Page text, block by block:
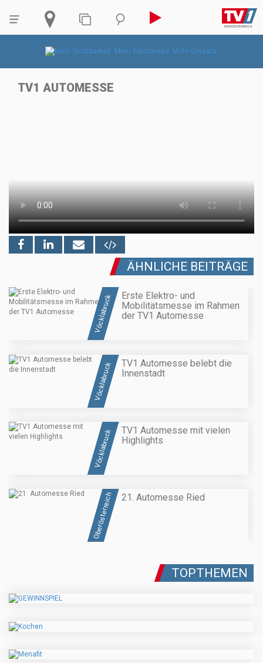
TV1 AUTOMESSE
ÄHNLICHE BEITRÄGE
Vöcklabruck
Erste Elektro- und
Mobilitätsmesse im Rahmen
der TV1 Automesse
Vöcklabruck
TV1 Automesse belebt die
Innenstadt
Vöcklabruck
TV1 Automesse mit vielen
Highlights
Oberösterreich 21. Automesse Ried
TOPTHEMEN